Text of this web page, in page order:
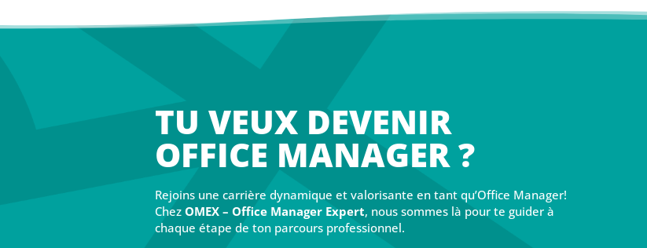
TU VEUX DEVENIR
OFFICE MANAGER ?
Rejoins une carrière dynamique et valorisante en tant qu’Office Manager!
ChezOMEX – Office Manager Expert, nous sommes là pour te guider à
chaque étape de ton parcours professionnel.